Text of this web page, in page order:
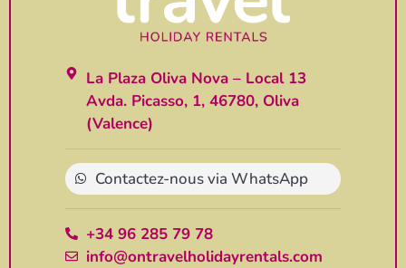
La Plaza Oliva Nova – Local 13
Avda. Picasso, 1, 46780, Oliva
(Valence)
Contactez-nous via WhatsApp
+34 96 285 79 78
info@ontravelholidayrentals.com